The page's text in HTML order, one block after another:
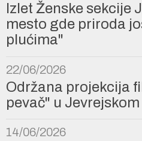
Izlet Ženske sekcije
mesto gde priroda
plućima"
22/06/2026
Održana projekcija
pevač" u
14/06/2026